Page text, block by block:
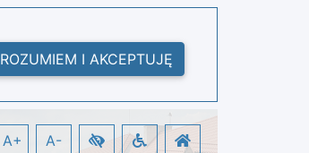
ROZUMIEM I AKCEPTUJĘ
A+ A-